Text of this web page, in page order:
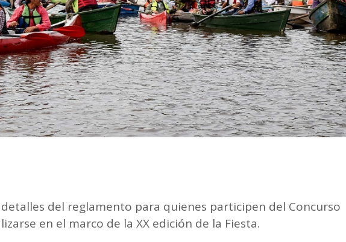
del reglamento para quienes participen del Concurso
en el marco de la XX edición de la Fiesta.